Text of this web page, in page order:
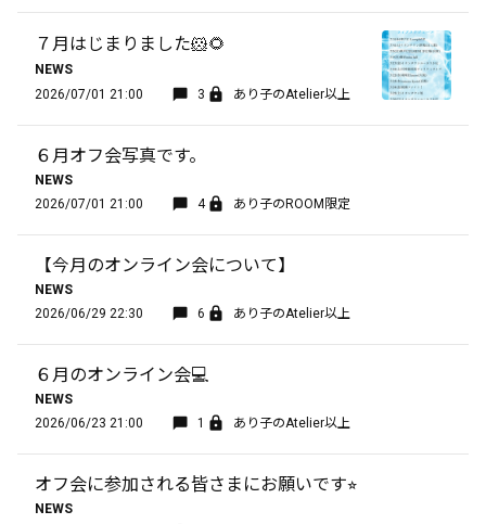
７月はじまりました🐹🌻
NEWS
2026/07/01 21:00
3 あり子のAtelier以上
６月オフ会写真です。
NEWS
2026/07/01 21:00
4 あり子のROOM限定
【今月のオンライン会について】
NEWS
2026/06/29 22:30
6 あり子のAtelier以上
６月のオンライン会💻
NEWS
2026/06/23 21:00
1 あり子のAtelier以上
オフ会に参加される皆さまにお願いです⭐︎
NEWS